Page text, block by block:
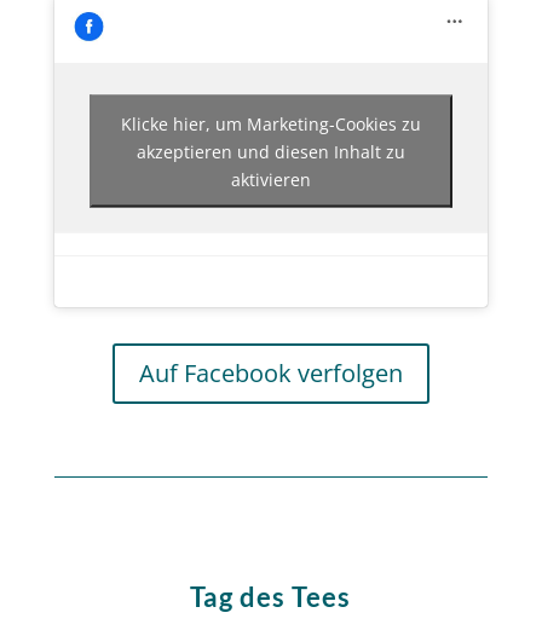
Klicke hier, um Marketing-Cookies zu
akzeptieren und diesen Inhalt zu
aktivieren
Auf Facebook verfolgen
Tag des Tees